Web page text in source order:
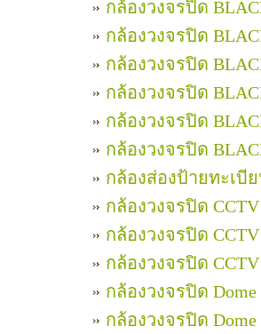
กล้องวงจรปิด
กล้องวงจรปิด
กล้องวงจรปิด
กล้องวงจรปิด
กล้องวงจรปิด
กล้องวงจรปิด
กล้องส่องป้ายทะเบีย
กล้องวงจรปิด
กล้องวงจรปิด
กล้องวงจรปิด
กล้องวงจรปิด
กล้องวงจรปิด